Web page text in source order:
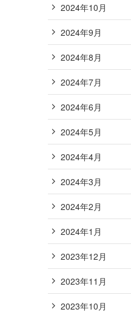
2024年10月
2024年9月
2024年8月
2024年7月
2024年6月
2024年5月
2024年4月
2024年3月
2024年2月
2024年1月
2023年12月
2023年11月
2023年10月